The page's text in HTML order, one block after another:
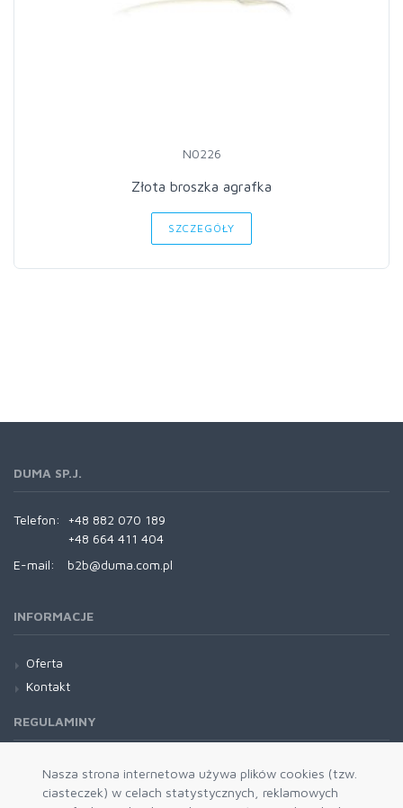
Nasza strona internetowa używa plików cookies (tzw.
ciasteczek) w celach statystycznych, reklamowych
N0226
Złota broszka agrafka
SZCZEGÓŁY
DUMA SP.J.
Telefon:
+48 882 070 189
+48 664 411 404
E-mail:
b2b@duma.com.pl
INFORMACJE
Oferta
Kontakt
REGULAMINY
Regulamin